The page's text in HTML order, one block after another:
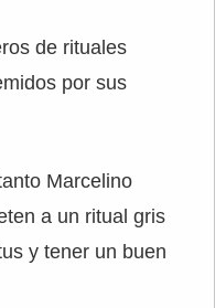
de rituales
por sus
Marcelino
a un ritual gris
y tener un buen